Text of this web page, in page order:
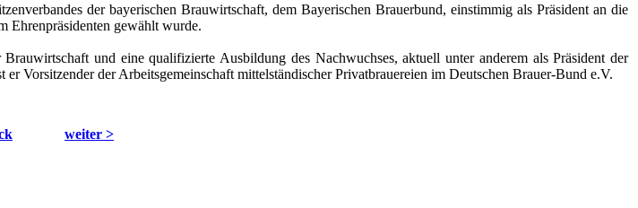
der bayerischen Brauwirtschaft, dem Bayerischen Brauerbund, einstimmig als Präsident an die
Ehrenpräsidenten gewählt wurde.
und eine qualifizierte Ausbildung des Nachwuchses, aktuell unter anderem als Präsident der
Vorsitzender der Arbeitsgemeinschaft mittelständischer Privatbrauereien im Deutschen Brauer-Bund e.V.
weiter >